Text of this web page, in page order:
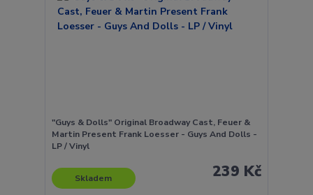
"Guys & Dolls" Original Broadway Cast, Feuer &
Martin Present Frank Loesser - Guys And Dolls -
LP / Vinyl
239 Kč
Skladem